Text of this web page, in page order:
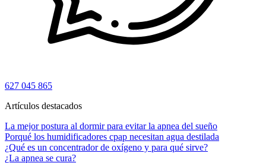
627 045 865
Artículos destacados
La mejor postura al dormir para evitar la apnea del sueño
Porqué los humidificadores cpap necesitan agua destilada
¿Qué es un concentrador de oxígeno y para qué sirve?
¿La apnea se cura?